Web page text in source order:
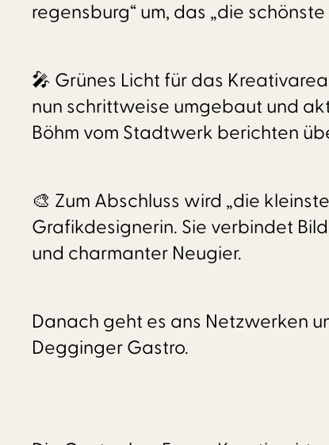
regensburg“ um, das „die
🎤 Grünes Licht für das
nun schrittweise umgebaut und
Böhm vom Stadtwerk berichten
🎨 Zum Abschluss wird „die
Grafikdesignerin. Sie verbindet
und charmanter Neugier.
Danach geht es ans Netzwerken
Degginger Gastro.